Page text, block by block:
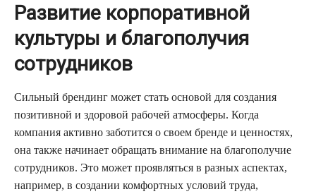
Развитие корпоративной
культуры и благополучия
сотрудников
Сильный брендинг может стать основой для создания
позитивной и здоровой рабочей атмосферы. Когда
компания активно заботится о своем бренде и ценностях,
она также начинает обращать внимание на благополучие
сотрудников. Это может проявляться в разных аспектах,
например, в создании комфортных условий труда,